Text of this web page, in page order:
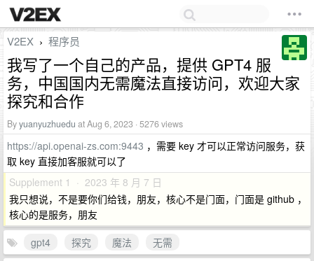
V2EX › 程序员
我写了一个自己的产品，提供 GPT4 服
务，中国国内无需魔法直接访问，欢迎大家
探究和合作
Byyuanyuzhuedu at Aug 6, 2023 · 5276 views
https://api.openai-zs.com:9443 ，需要 key 才可以正常访问服务，获
取 key 直接加客服就可以了
Supplement 1 · 2023 年 8 月 7 日
我只想说，不是要你们给钱，朋友，核心不是门面，门面是 github ，
核心的是服务，朋友
gpt4
探究 魔法
无需